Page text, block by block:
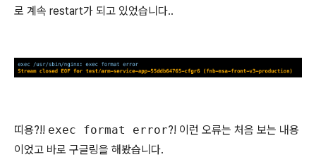
로 계속 restart가 되고 있었습니다..
띠용?!! exec format error?! 이런 오류는 처음 보는 내용
이었고 바로 구글링을 해봤습니다.